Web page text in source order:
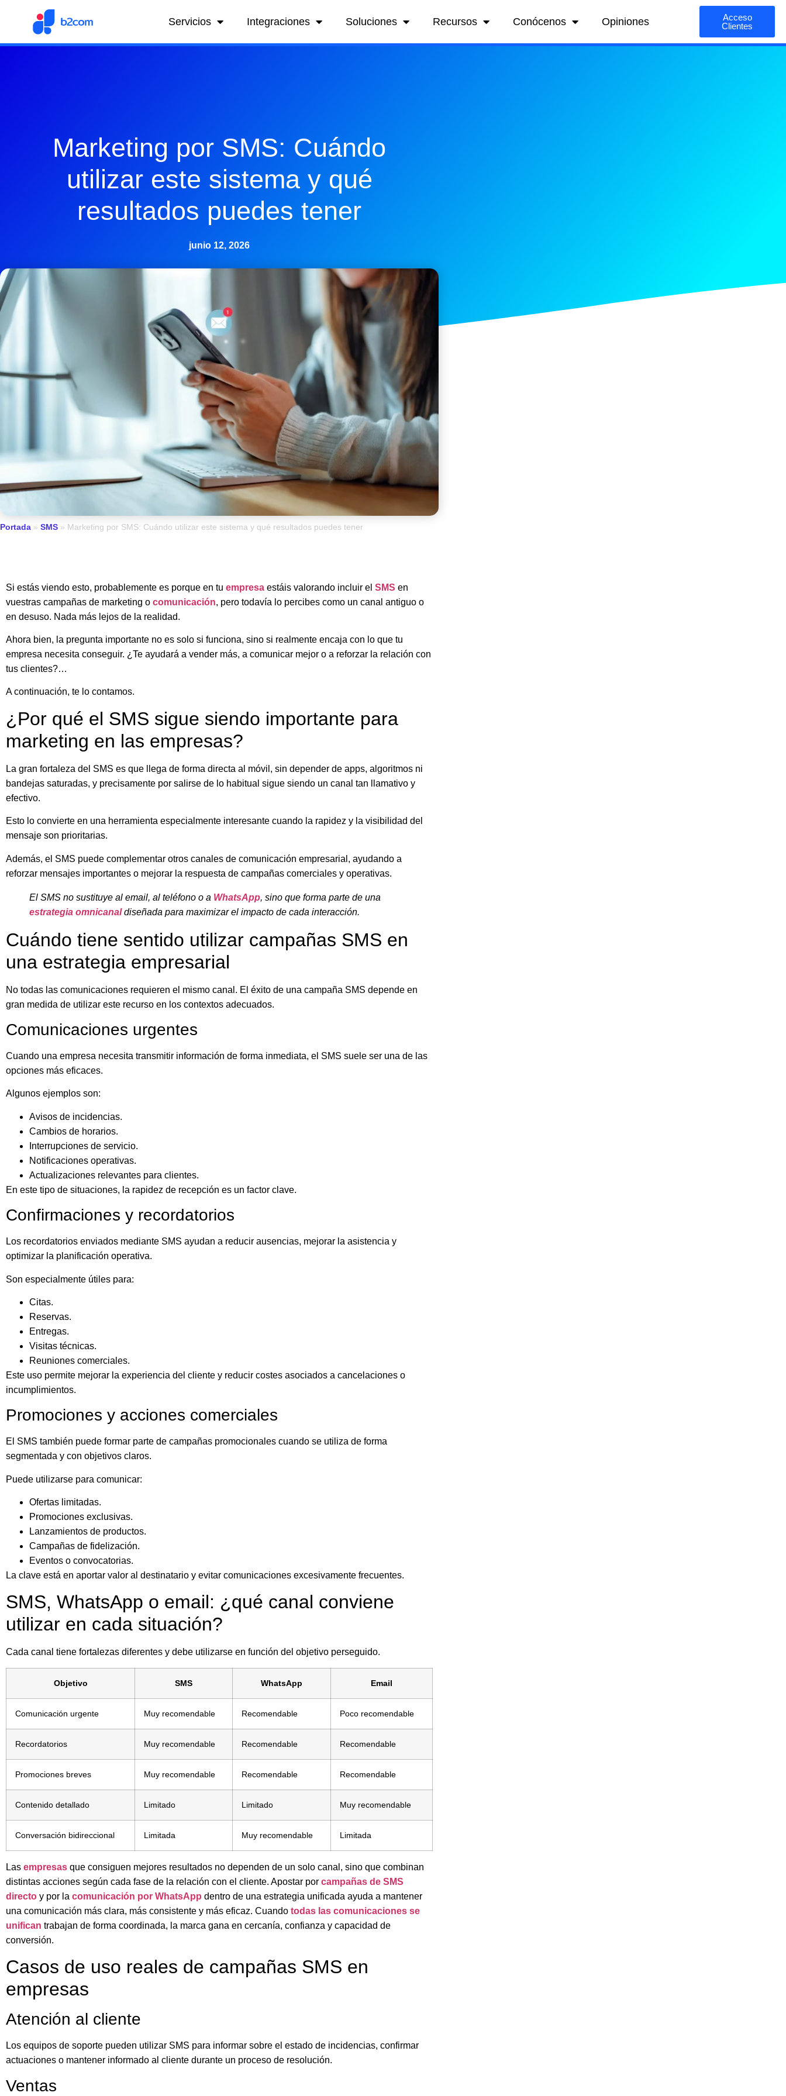
Servicios Integraciones Soluciones Recursos Conócenos Opiniones
Acceso
Clientes
Marketing por SMS: Cuándo
utilizar este sistema y qué
resultados puedes tener
junio 12, 2026
Portada » SMS » Marketing por SMS: Cuándo utilizar este sistema y qué resultados puedes tener
Si estás viendo esto, probablemente es porque en tu empresa estáis valorando incluir el SMS en
vuestras campañas de marketing o comunicación, pero todavía lo percibes como un canal antiguo o
en desuso. Nada más lejos de la realidad.
Ahora bien, la pregunta importante no es solo si funciona, sino si realmente encaja con lo que tu
empresa necesita conseguir. ¿Te ayudará a vender más, a comunicar mejor o a reforzar la relación con
tus clientes?…
A continuación, te lo contamos.
¿Por qué el SMS sigue siendo importante para
marketing en las empresas?
La gran fortaleza del SMS es que llega de forma directa al móvil, sin depender de apps, algoritmos ni
bandejas saturadas, y precisamente por salirse de lo habitual sigue siendo un canal tan llamativo y
efectivo.
Esto lo convierte en una herramienta especialmente interesante cuando la rapidez y la visibilidad del
mensaje son prioritarias.
Además, el SMS puede complementar otros canales de comunicación empresarial, ayudando a
reforzar mensajes importantes o mejorar la respuesta de campañas comerciales y operativas.
El SMS no sustituye al email, al teléfono o a WhatsApp, sino que forma parte de una
estrategia omnicanaldiseñada para maximizar el impacto de cada interacción.
Cuándo tiene sentido utilizar campañas SMS en
una estrategia empresarial
No todas las comunicaciones requieren el mismo canal. El éxito de una campaña SMS depende en
gran medida de utilizar este recurso en los contextos adecuados.
Comunicaciones urgentes
Cuando una empresa necesita transmitir información de forma inmediata, el SMS suele ser una de las
opciones más eficaces.
Algunos ejemplos son:
Avisos de incidencias.
Cambios de horarios.
Interrupciones de servicio.
Notificaciones operativas.
Actualizaciones relevantes para clientes.
En este tipo de situaciones, la rapidez de recepción es un factor clave.
Confirmaciones y recordatorios
Los recordatorios enviados mediante SMS ayudan a reducir ausencias, mejorar la asistencia y
optimizar la planificación operativa.
Son especialmente útiles para:
Citas.
Reservas.
Entregas.
Visitas técnicas.
Reuniones comerciales.
Este uso permite mejorar la experiencia del cliente y reducir costes asociados a cancelaciones o
incumplimientos.
Promociones y acciones comerciales
El SMS también puede formar parte de campañas promocionales cuando se utiliza de forma
segmentada y con objetivos claros.
Puede utilizarse para comunicar:
Ofertas limitadas.
Promociones exclusivas.
Lanzamientos de productos.
Campañas de fidelización.
Eventos o convocatorias.
La clave está en aportar valor al destinatario y evitar comunicaciones excesivamente frecuentes.
SMS, WhatsApp o email: ¿qué canal conviene
utilizar en cada situación?
Cada canal tiene fortalezas diferentes y debe utilizarse en función del objetivo perseguido.
Objetivo SMS WhatsApp Email
Comunicación urgente Muy recomendable Recomendable Poco recomendable
Recordatorios Muy recomendable Recomendable Recomendable
Promociones breves Muy recomendable Recomendable Recomendable
Contenido detallado Limitado Limitado Muy recomendable
Conversación bidireccional Limitada Muy recomendable Limitada
Las empresas que consiguen mejores resultados no dependen de un solo canal, sino que combinan
distintas acciones según cada fase de la relación con el cliente. Apostar por campañas de SMS
directo y por la comunicación por WhatsApp dentro de una estrategia unificada ayuda a mantener
una comunicación más clara, más consistente y más eficaz. Cuando todas las comunicaciones se
unifican trabajan de forma coordinada, la marca gana en cercanía, confianza y capacidad de
conversión.
Casos de uso reales de campañas SMS en
empresas
Atención al cliente
Los equipos de soporte pueden utilizar SMS para informar sobre el estado de incidencias, confirmar
actuaciones o mantener informado al cliente durante un proceso de resolución.
Ventas